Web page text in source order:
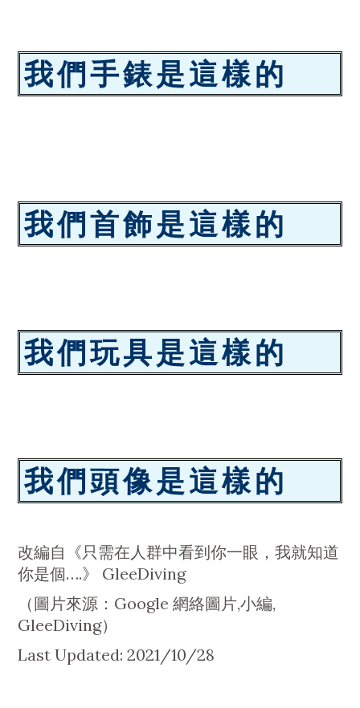
我們手錶是這樣的
我們首飾是這樣的
我們玩具是這樣的
我們頭像是這樣的
改編自《只需在人群中看到你一眼，我就知道
你是個….》 GleeDiving
（圖片來源：Google 網絡圖片,小編,
GleeDiving）
Last Updated: 2021/10/28